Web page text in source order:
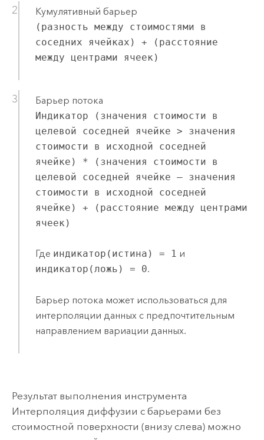
Кумулятивный барьер
(разность между стоимостями в
соседних ячейках) + (расстояние
между центрами ячеек)
Барьер потока
Индикатор (значения стоимости в
целевой соседней ячейке > значения
стоимости в исходной соседней
ячейке) * (значения стоимости в
целевой соседней ячейке – значения
стоимости в исходной соседней
ячейке) + (расстояние между центрами
ячеек)
Где индикатор(истина) = 1 и
индикатор(ложь) = 0.
Барьер потока может использоваться для
интерполяции данных с предпочтительным
направлением вариации данных.
Результат выполнения инструмента
Интерполяция диффузии с барьерами без
стоимостной поверхности (внизу слева) можно